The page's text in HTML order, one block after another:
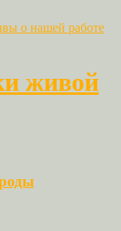
о нашей работе
живой